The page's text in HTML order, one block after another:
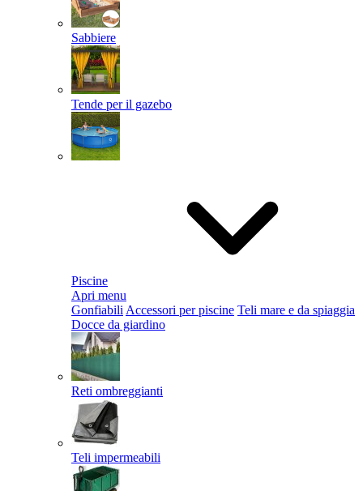
Sabbiere
Tende per il gazebo
Piscine
Apri menu
Gonfiabili Accessori per piscine Teli mare e da spiaggia
Docce da giardino
Reti ombreggianti
Teli impermeabili